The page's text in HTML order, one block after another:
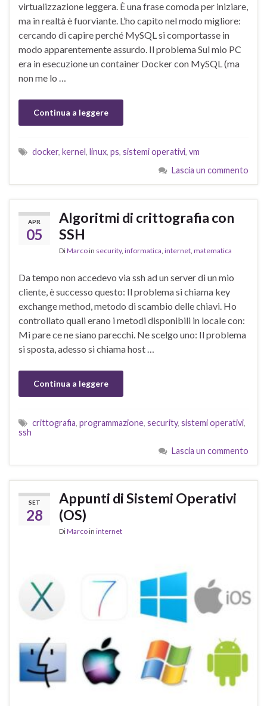
virtualizzazione leggera. È una frase comoda per iniziare,
ma in realtà è fuorviante. L’ho capito nel modo migliore:
cercando di capire perché MySQL si comportasse in
modo apparentemente assurdo. Il problema Sul mio PC
era in esecuzione un container Docker con MySQL (ma
non me lo …
Continua a leggere
docker, kernel, linux, ps, sistemi operativi, vm
Lascia un commento
APR
05
Algoritmi di crittografia con
SSH
DiMarcoin security, informatica, internet, matematica
Da tempo non accedevo via ssh ad un server di un mio
cliente, è successo questo: Il problema si chiama key
exchange method, metodo di scambio delle chiavi. Ho
controllato quali erano i metodi disponibili in locale con:
Mi pare ce ne siano parecchi. Ne scelgo uno: Il problema
si sposta, adesso si chiama host …
Continua a leggere
crittografia, programmazione, security, sistemi operativi,
ssh
Lascia un commento
SET
28
Appunti di Sistemi Operativi
(OS)
DiMarcoin internet